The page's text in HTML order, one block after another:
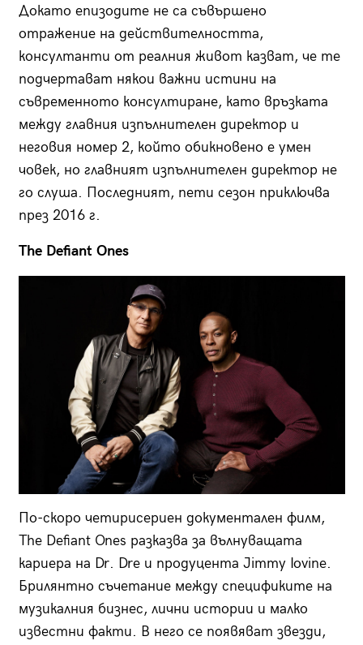
Докато епизодите не са съвършено
отражение на действителността,
консултанти от реалния живот казват, че те
подчертават някои важни истини на
съвременното консултиране, като връзката
между главния изпълнителен директор и
неговия номер 2, който обикновено е умен
човек, но главният изпълнителен директор не
го слуша. Последният, пети сезон приключва
през 2016 г.
The Defiant Ones
По-скоро четирисериен документален филм,
The Defiant Ones разказва за вълнуващата
кариера на Dr. Dre и продуцента Jimmy Iovine.
Брилянтно съчетание между спецификите на
музикалния бизнес, лични истории и малко
известни факти. В него се появяват звезди,